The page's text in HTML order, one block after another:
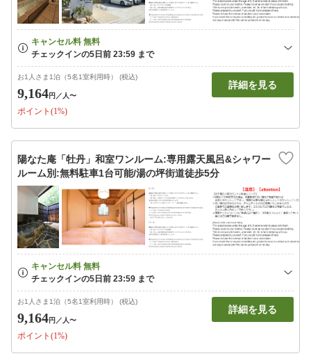
お1人さま1泊（5名1室利用時） (税込)
9,164円 ／人〜
ポイント(1%)
詳細を見る
陽なた庵「牡丹」和室ワンルーム:専用露天風呂&シャワー
ルーム別:無料駐車1台可能/湯の坪街道徒歩5分
お1人さま1泊（5名1室利用時） (税込)
9,164円 ／人〜
ポイント(1%)
詳細を見る